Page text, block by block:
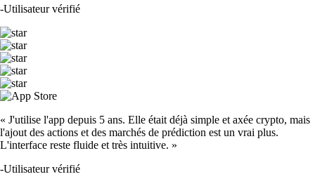
-Utilisateur vérifié
« J'utilise l'app depuis 5 ans. Elle était déjà simple et axée crypto, mais
l'ajout des actions et des marchés de prédiction est un vrai plus.
L'interface reste fluide et très intuitive. »
-Utilisateur vérifié